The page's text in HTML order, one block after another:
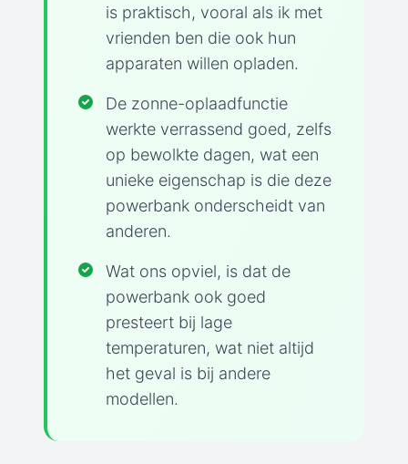
is praktisch, vooral als ik met
vrienden ben die ook hun
apparaten willen opladen.
De zonne-oplaadfunctie
werkte verrassend goed, zelfs
op bewolkte dagen, wat een
unieke eigenschap is die deze
powerbank onderscheidt van
anderen.
Wat ons opviel, is dat de
powerbank ook goed
presteert bij lage
temperaturen, wat niet altijd
het geval is bij andere
modellen.